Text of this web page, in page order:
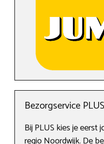
Bezorgservice PLUS
Bij PLUS kies je eerst
regio Noordwijk. De